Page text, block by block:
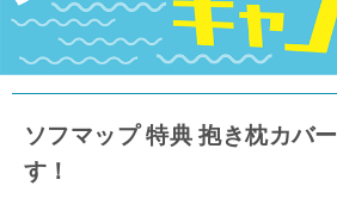
ソフマップ 特典 抱き枕カバ
す！